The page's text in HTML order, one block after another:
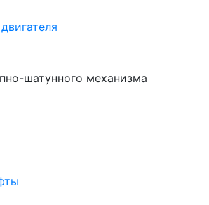
шатунного механизма